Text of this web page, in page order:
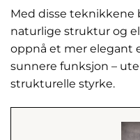
Med disse teknikkene
naturlige struktur og
oppnå et mer elegant
sunnere funksjon –
strukturelle styrke.